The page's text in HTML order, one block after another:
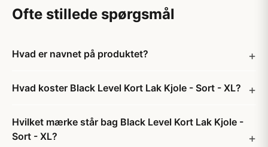
Ofte stillede spørgsmål
Hvad er navnet på produktet?
Hvad koster Black Level Kort Lak Kjole - Sort - XL?
Hvilket mærke står bag Black Level Kort Lak Kjole -
Sort - XL?